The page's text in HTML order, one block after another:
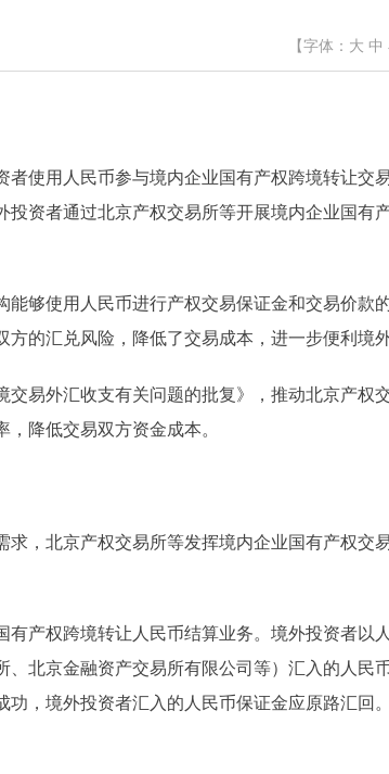
【字体： 大 中
用人民币参与境内企业国有产权跨境转让交
资者通过北京产权交易所等开展境内企业国有
使用人民币进行产权交易保证金和交易价款
的汇兑风险，降低了交易成本，进一步便利境
外汇收支有关问题的批复》，推动北京产权
降低交易双方资金成本。
北京产权交易所等发挥境内企业国有产权交
权跨境转让人民币结算业务。境外投资者以
北京金融资产交易所有限公司等）汇入的人民
，境外投资者汇入的人民币保证金应原路汇回。